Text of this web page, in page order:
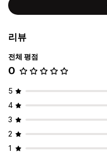
리뷰
전체 평점
0
5
4
3
2
1